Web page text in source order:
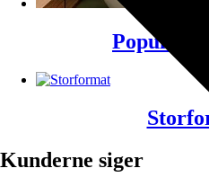
Populære
Kunderne siger